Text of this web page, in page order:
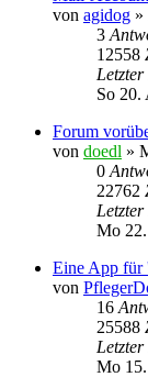
von agidog »
3
12558
So 20.
Forum
von doedl »
0
22762
Mo
Eine App für
von
16
25588
Mo